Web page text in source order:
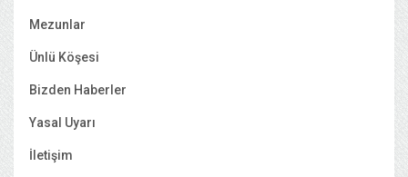
Mezunlar
Ünlü Köşesi
Bizden Haberler
Yasal Uyarı
İletişim